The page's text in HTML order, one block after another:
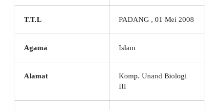
T.T.L PADANG , 01 Mei 2008
Agama Islam
Alamat
Komp. Unand Biologi
III